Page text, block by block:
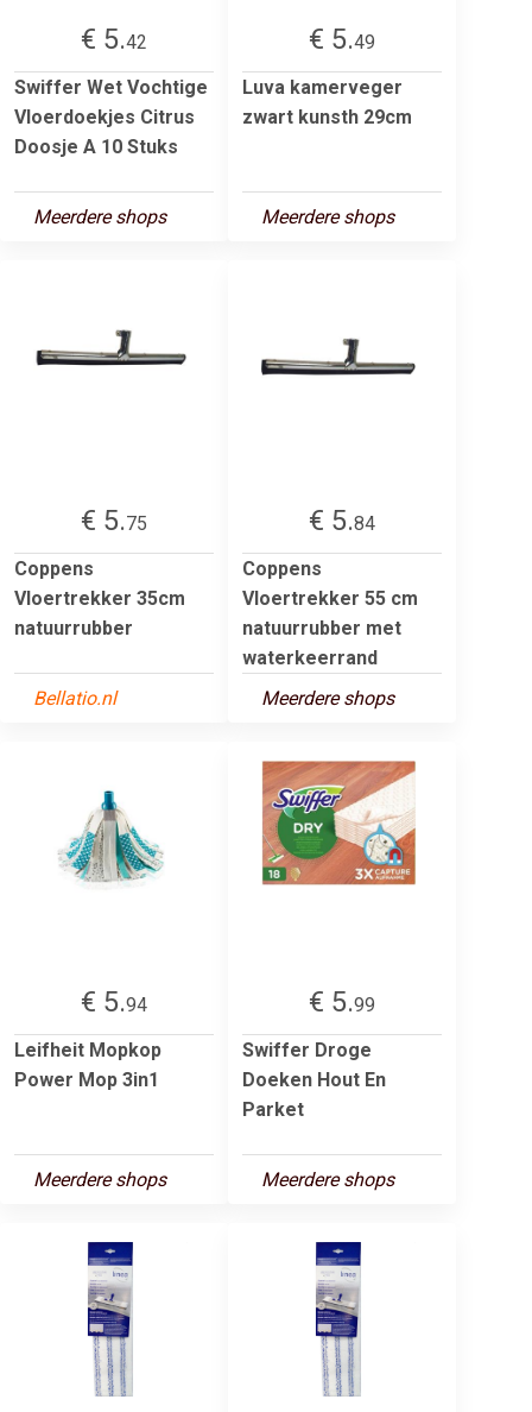
€ 5.42
Swiffer Wet Vochtige
Vloerdoekjes Citrus
Doosje A 10 Stuks
Meerdere shops
€ 5.49
Luva kamerveger
zwart kunsth 29cm
Meerdere shops
€ 5.75
Coppens
Vloertrekker 35cm
natuurrubber
Bellatio.nl
€ 5.84
Coppens
Vloertrekker 55 cm
natuurrubber met
waterkeerrand
Meerdere shops
€ 5.94
Leifheit Mopkop
Power Mop 3in1
Meerdere shops
€ 5.99
Swiffer Droge
Doeken Hout En
Parket
Meerdere shops